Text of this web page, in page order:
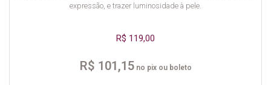
expressão, e trazer luminosidade à pele.
R$ 119,00
R$ 101,15no pix ou boleto